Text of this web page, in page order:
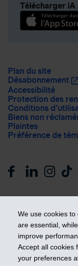
We use cookies
are essential,
improve
Accept all cookies
your preferences
Télécharger iA
Plan du site
Désabonnement
Accessibilité
Protection des
Conditions
Biens non
Plaintes
Préférence de
Prendre